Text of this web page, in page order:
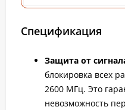
Спецификация
Защита от
блокировка всех
2600 МГц. Это
невозможность